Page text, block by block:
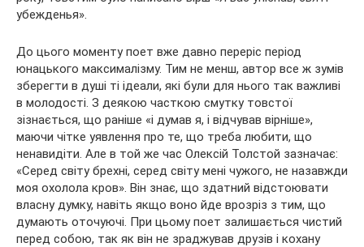
убежденья».
До цього моменту поет вже давно переріс період
юнацького максималізму. Тим не менш, автор все ж зумів
зберегти в душі ті ідеали, які були для нього так важливі
в молодості. З деякою часткою смутку товстої
зізнається, що раніше «і думав я, і відчував вірніше»,
маючи чітке уявлення про те, що треба любити, що
ненавидіти. Але в той же час Олексій Толстой зазначає:
«Серед світу брехні, серед світу мені чужого, не назавжди
моя охолола кров». Він знає, що здатний відстоювати
власну думку, навіть якщо воно йде врозріз з тим, що
думають оточуючі. При цьому поет залишається чистий
перед собою, так як він не зраджував друзів і кохану